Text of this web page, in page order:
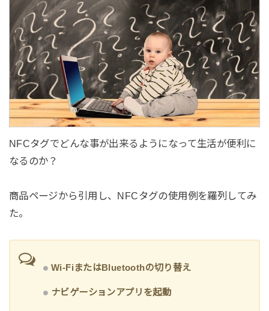
NFCタグでどんな事が出来るようになって生活が便利に
なるのか？
商品ページから引用し、NFCタグの使用例を羅列してみ
た。
Wi-FiまたはBluetoothの切り替え
ナビゲーションアプリを起動